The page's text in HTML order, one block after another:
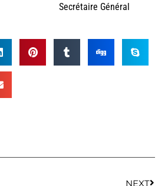
Secrétaire Général
NEXT